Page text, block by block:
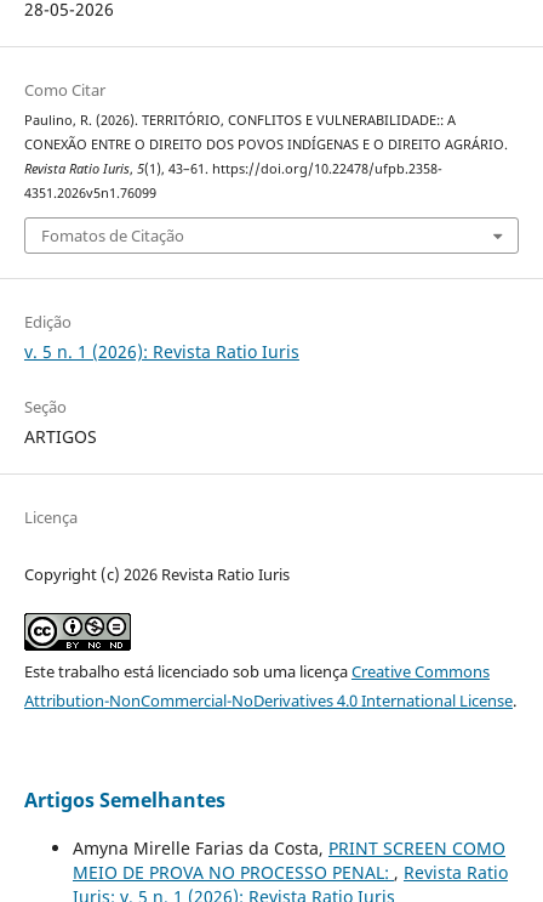
28-05-2026
Como Citar
Paulino, R. (2026). TERRITÓRIO, CONFLITOS E VULNERABILIDADE:: A
CONEXÃO ENTRE O DIREITO DOS POVOS INDÍGENAS E O DIREITO AGRÁRIO.
Revista Ratio Iuris, 5(1), 43–61. https://doi.org/10.22478/ufpb.2358-
4351.2026v5n1.76099
Fomatos de Citação
Edição
v. 5 n. 1 (2026): Revista Ratio Iuris
Seção
ARTIGOS
Licença
Copyright (c) 2026 Revista Ratio Iuris
Este trabalho está licenciado sob uma licençaCreative Commons
Attribution-NonCommercial-NoDerivatives 4.0 International License.
Artigos Semelhantes
Amyna Mirelle Farias da Costa, PRINT SCREEN COMO
MEIO DE PROVA NO PROCESSO PENAL: , Revista Ratio
Iuris: v. 5 n. 1 (2026): Revista Ratio Iuris